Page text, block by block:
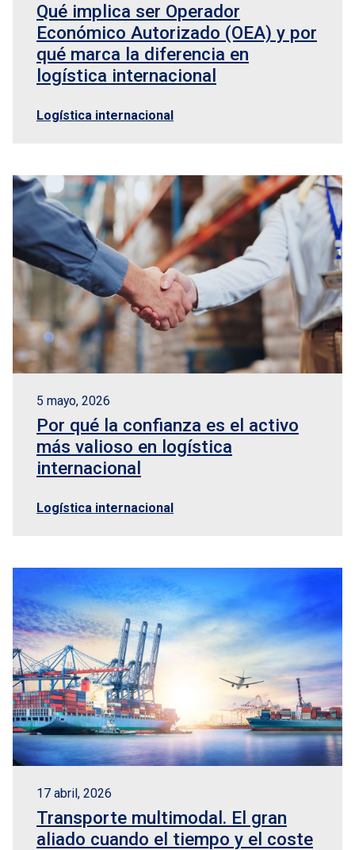
Qué implica ser Operador
Económico Autorizado (OEA) y por
qué marca la diferencia en
logística internacional
Logística internacional
5 mayo, 2026
Por qué la confianza es el activo
más valioso en logística
internacional
Logística internacional
17 abril, 2026
Transporte multimodal. El gran
aliado cuando el tiempo y el coste